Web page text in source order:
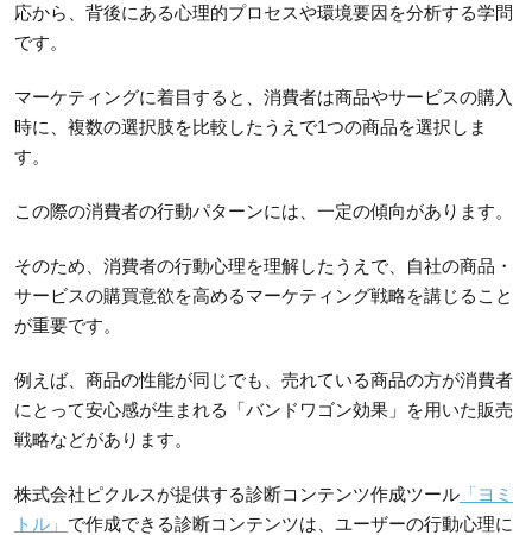
応から、背後にある心理的プロセスや環境要因を分析する学問
です。
マーケティングに着目すると、消費者は商品やサービスの購入
時に、複数の選択肢を比較したうえで1つの商品を選択しま
す。
この際の消費者の行動パターンには、一定の傾向があります。
そのため、消費者の行動心理を理解したうえで、自社の商品・
サービスの購買意欲を高めるマーケティング戦略を講じること
が重要です。
例えば、商品の性能が同じでも、売れている商品の方が消費者
にとって安心感が生まれる「バンドワゴン効果」を用いた販売
戦略などがあります。
株式会社ピクルスが提供する診断コンテンツ作成ツール 「ヨミ
トル」 で作成できる診断コンテンツは、ユーザーの行動心理に